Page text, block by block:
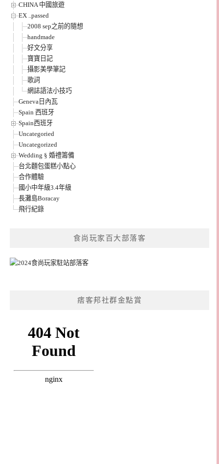
CHINA 中國旅遊
EX ..passed
2008 sep之前的隨想
handmade
好文分享
寶寶日記
攝影美學筆記
歌詞
網誌語法小技巧
Geneva日內瓦
Spain 西班牙
Spain西班牙
Uncategoried
Uncategorized
Wedding § 婚禮籌備
台北麵包蛋糕小點心
合作體驗
國小中年級3.4年級
長灘島Boracay
飛行紀錄
食尚玩家百大部落客
痞客邦社群金點賞